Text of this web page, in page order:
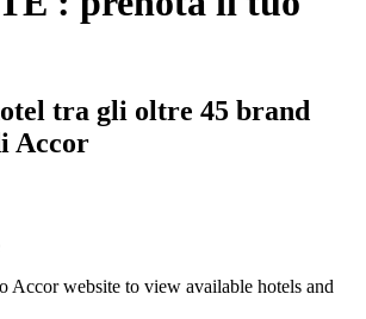
tra gli oltre 45 brand
Accor
Accor website to view available hotels and